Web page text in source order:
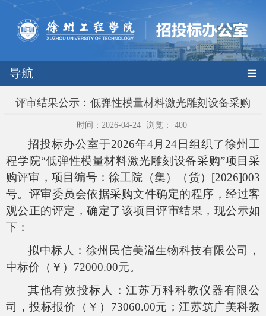
导航
评审结果公示：低弹性模量材料激光雕刻设备采购
时间：2026-04-24 浏览： 400
招投标办公室于2026年4月24日组织了徐州工
程学院“低弹性模量材料激光雕刻设备采购”项目采
购评审，项目编号： 徐工院（集）（货）[2026]003
号。评审委员会依据采购文件确定的程序，经过客
观公正的评定，确定了该项目评审结果，现公示如
下：
拟中标人：徐州民信美溢生物科技有限公司，
中标价（￥）72000.00元。
其他有效投标人：江苏万科科教仪器有限公
司，投标报价（￥）73060.00元；江苏筑广美科教